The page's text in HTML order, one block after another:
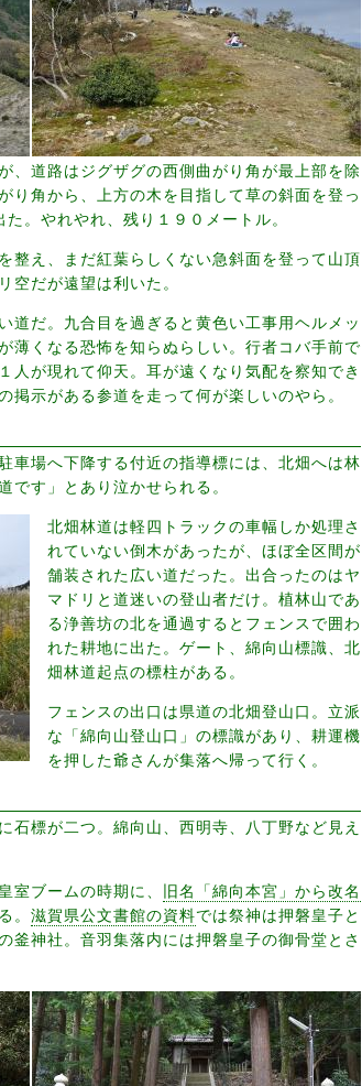
、道路はジグザグの西側曲がり角が最上部を除
り角から、上方の木を目指して草の斜面を登っ
。やれやれ、残り１９０メートル。
整え、まだ紅葉らしくない急斜面を登って山頂
空だが遠望は利いた。
道だ。九合目を過ぎると黄色い工事用ヘルメッ
薄くなる恐怖を知らぬらしい。行者コバ手前で
人が現れて仰天。耳が遠くなり気配を察知でき
示がある参道を走って何が楽しいのやら。
車場へ下降する付近の指導標には、北畑へは林
す」とあり泣かせられる。
北畑林道は軽四トラックの車幅しか処理さ
れていない倒木があったが、ほぼ全区間が
舗装された広い道だった。出合ったのはヤ
マドリと道迷いの登山者だけ。植林山であ
る浄善坊の北を通過するとフェンスで囲わ
れた耕地に出た。ゲート、綿向山標識、北
畑林道起点の標柱がある。
フェンスの出口は県道の北畑登山口。立派
な「綿向山登山口」の標識があり、耕運機
を押した爺さんが集落へ帰って行く。
石標が二つ。綿向山、西明寺、八丁野など見え
ブームの時期に、 旧名「綿向本宮」から改名
。 滋賀県公文書館の資料では祭神は押磐皇子と
釜神社。音羽集落内には押磐皇子の御骨堂とさ